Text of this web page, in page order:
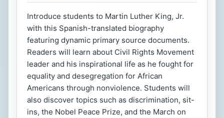
Introduce students to Martin Luther King, Jr.
with this Spanish-translated biography
featuring dynamic primary source documents.
Readers will learn about Civil Rights Movement
leader and his inspirational life as he fought for
equality and desegregation for African
Americans through nonviolence. Students will
also discover topics such as discrimination, sit-
ins, the Nobel Peace Prize, and the March on